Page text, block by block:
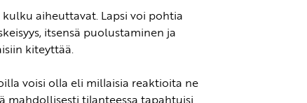
aiheuttavat. Lapsi voi pohtia
itsensä puolustaminen ja
kiteyttää.
voisi olla eli millaisia reaktioita ne